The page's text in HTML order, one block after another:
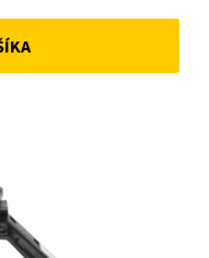
price
is: